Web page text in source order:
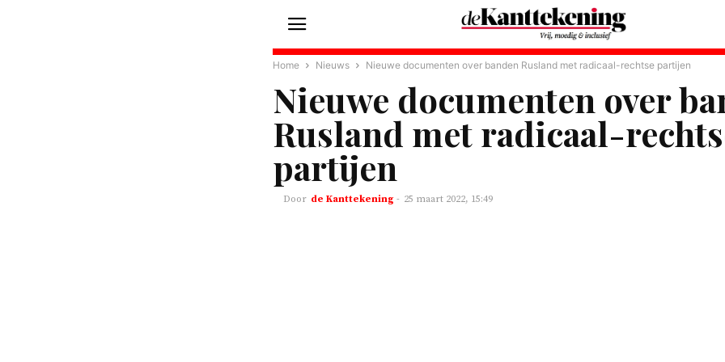
Home Nieuws Nieuwe documenten over banden Rusland met radicaal-rechtse partijen
Nieuwe documenten over
Rusland met radicaal-
partijen
de Kanttekening - 25 maart 2022, 15:49